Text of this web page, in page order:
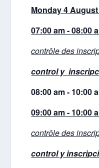
Monday 4 August
07:00 am - 08:00
contrôle des
control y
08:00 am - 10:00
09:00 am - 10:00
contrôle des
control y